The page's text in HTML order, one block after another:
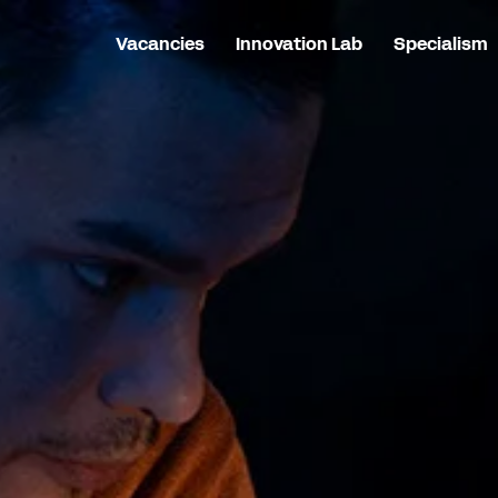
Vacancies Innovation Lab Specialism